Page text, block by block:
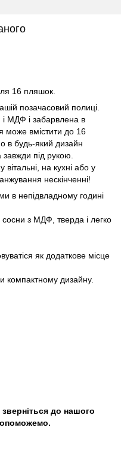
16 пляшок.
позачасовий полиці.
МДФ і забарвлена в
може вмістити до 16
в будь-який дизайн
під рукою.
вітальні, на кухні або у
нескінченні!
в непідвладному годині
з МДФ, тверда і легко
як додаткове місце
компактному дизайну.
до нашого